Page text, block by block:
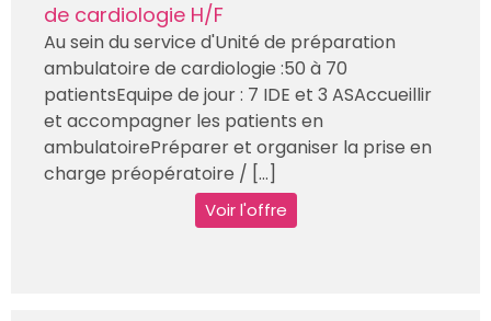
de cardiologie H/F
Au sein du service d'Unité de préparation
ambulatoire de cardiologie :50 à 70
patientsEquipe de jour : 7 IDE et 3 ASAccueillir
et accompagner les patients en
ambulatoirePréparer et organiser la prise en
charge préopératoire / [...]
Voir l'offre